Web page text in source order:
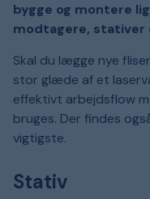
bygge og montere
modtagere, stativer
Skal du lægge nye
stor glæde af et
effektivt arbejdsflow
bruges. Der findes
vigtigste.
Stativ